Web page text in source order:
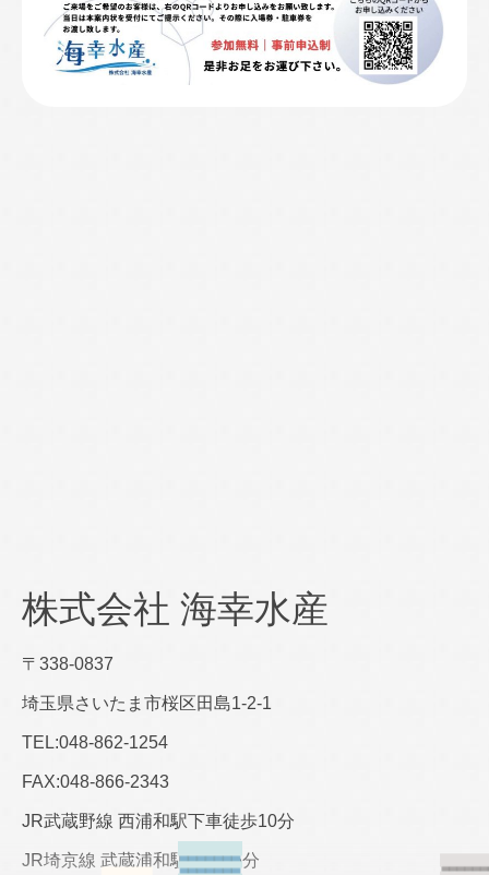
株式会社 海幸水産
〒338-0837
埼玉県さいたま市桜区田島1-2-1
TEL:048-862-1254
FAX:048-866-2343​
JR武蔵野線 西浦和駅下車徒歩10分
JR埼京線 武蔵浦和駅下車15分